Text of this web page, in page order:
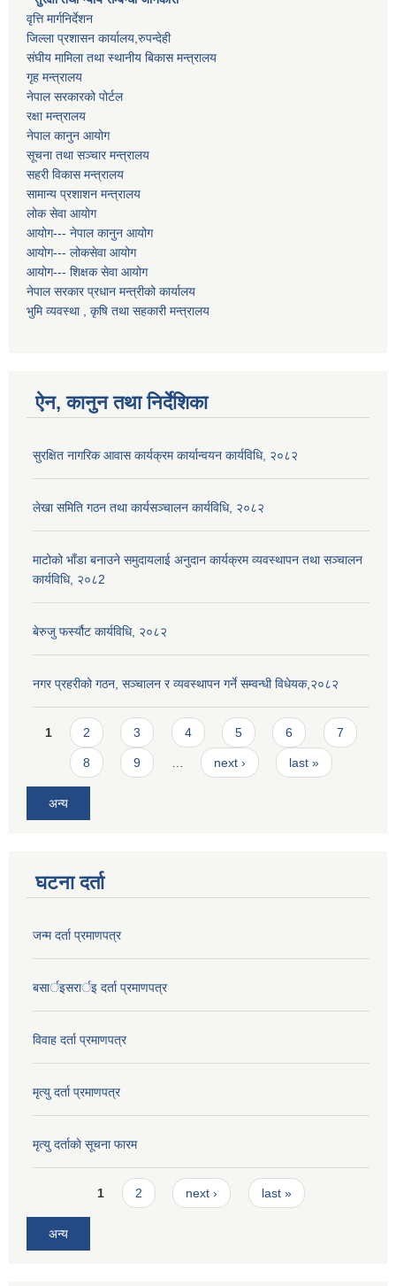
वृत्ति मार्गनिर्देशन
जिल्ला प्रशासन कार्यालय,रुपन्देही
संघीय मामिला तथा स्थानीय बिकास मन्त्रालय
गृह मन्त्रालय
नेपाल सरकारको पोर्टल
रक्षा मन्त्रालय
नेपाल कानुन आयोग
सूचना तथा सञ्चार मन्त्रालय
सहरी विकास मन्त्रालय
सामान्य प्रशाशन मन्त्रालय
लोक सेवा आयोग
आयोग--- नेपाल कानुन आयोग
आयोग--- लोकसेवा आयोग
आयोग--- शिक्षक सेवा आयोग
नेपाल सरकार प्रधान मन्त्रीको कार्यालय
भुमि व्यवस्था , कृषि तथा सहकारी मन्त्रालय
ऐन, कानुन तथा निर्देशिका
सुरक्षित नागरिक आवास कार्यक्रम कार्यान्वयन कार्यविधि, २०८२
लेखा समिति गठन तथा कार्यसञ्चालन कार्यविधि, २०८२
माटोको भाँडा बनाउने समुदायलाई अनुदान कार्यक्रम व्यवस्थापन तथा सञ्चालन
कार्यविधि, २०८2
बेरुजु फर्स्यौट कार्यविधि, २०८२
नगर प्रहरीको गठन, सञ्चालन र व्यवस्थापन गर्ने सम्वन्धी विधेयक,२०८२
Pages
1 2 3 4 5 6 7
8 9 next › last »
अन्य
घटना दर्ता
जन्म दर्ता प्रमाणपत्र
बसार्इसरार्इ दर्ता प्रमाणपत्र
विवाह दर्ता प्रमाणपत्र
मृत्यु दर्ता प्रमाणपत्र
मृत्यु दर्ताकाे सूचना फारम
Pages1 2 next › last »
अन्य